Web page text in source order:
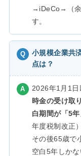
→iDeCo→（余
す。
小規模企業共
点は？
2026年1月1日
時金の受け取
白期間が「5
年度税制改正
その後65歳で
空白5年しか